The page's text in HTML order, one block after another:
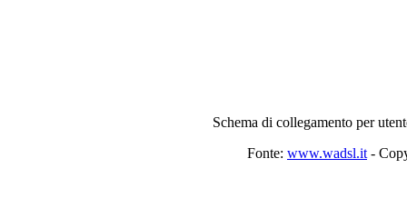
Schema di collegamento per
Fonte: www.wadsl.it -